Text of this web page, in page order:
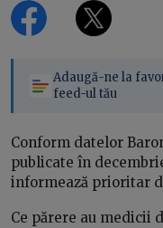
Adaugă-ne la
feed-ul tău
Conform datelor
publicate în
informează prioritar
Ce părere au medicii